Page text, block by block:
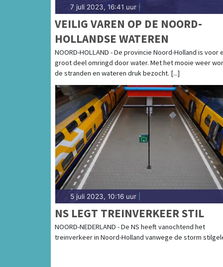
7 juli 2023, 16:41 uur
VEILIG VAREN OP DE NOORD-
HOLLANDSE WATEREN
NOORD-HOLLAND - De provincie Noord-Holland is voor
groot deel omringd door water. Met het mooie weer
de stranden en wateren druk bezocht. [...]
5 juli 2023, 10:16 uur
NS LEGT TREINVERKEER STIL
NOORD-NEDERLAND - De NS heeft vanochtend het
treinverkeer in Noord-Holland vanwege de storm